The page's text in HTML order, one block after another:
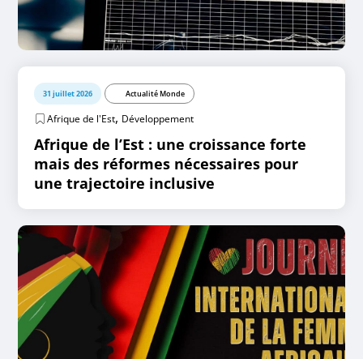
31 juillet 2026 Actualité Monde
Afrique de l'Est, Développement
Afrique de l’Est : une croissance forte
mais des réformes nécessaires pour
une trajectoire inclusive